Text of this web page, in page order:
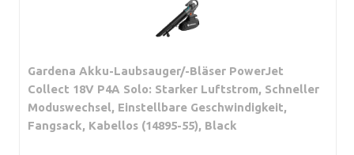
Gardena Akku-Laubsauger/-Bläser PowerJet
Collect 18V P4A Solo: Starker Luftstrom, Schneller
Moduswechsel, Einstellbare Geschwindigkeit,
Fangsack, Kabellos (14895-55), Black